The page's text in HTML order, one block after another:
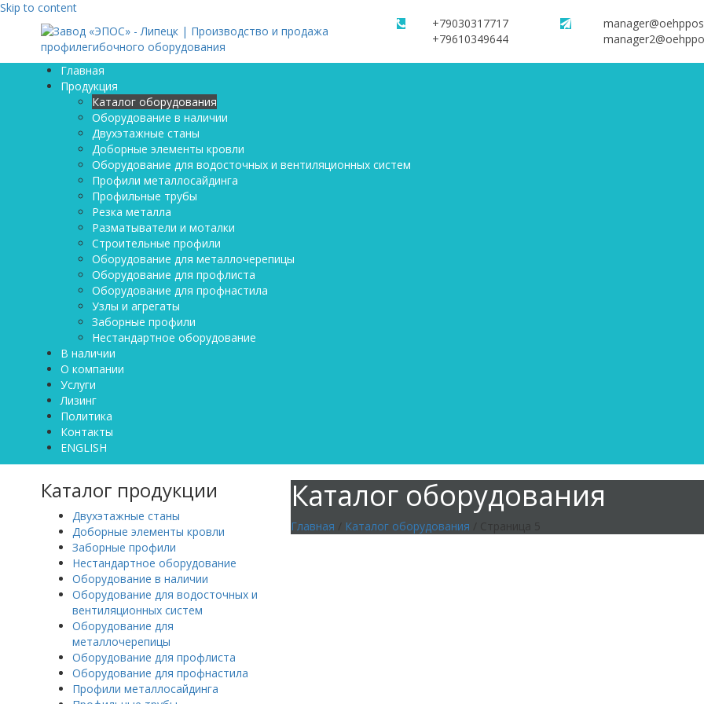
Skip to content
+79030317717
+79610349644
Главная
Продукция
Каталог оборудования
Оборудование в наличии
Двухэтажные станы
Доборные элементы кровли
Оборудование для водосточных и вентиляционных систем
Профили металлосайдинга
Профильные трубы
Резка металла
Разматыватели и моталки
Строительные профили
Оборудование для металлочерепицы
Оборудование для профлиста
Оборудование для профнастила
Узлы и агрегаты
Заборные профили
Нестандартное оборудование
В наличии
О компании
Услуги
Лизинг
Политика
Контакты
ENGLISH
Каталог оборудования
Главная Каталог оборудования
Каталог продукции
Двухэтажные станы
Доборные элементы кровли
Заборные профили
Нестандартное оборудование
Оборудование в наличии
Оборудование для водосточных и
вентиляционных систем
Оборудование для
металлочерепицы
Оборудование для профлиста
Оборудование для профнастила
Профили металлосайдинга